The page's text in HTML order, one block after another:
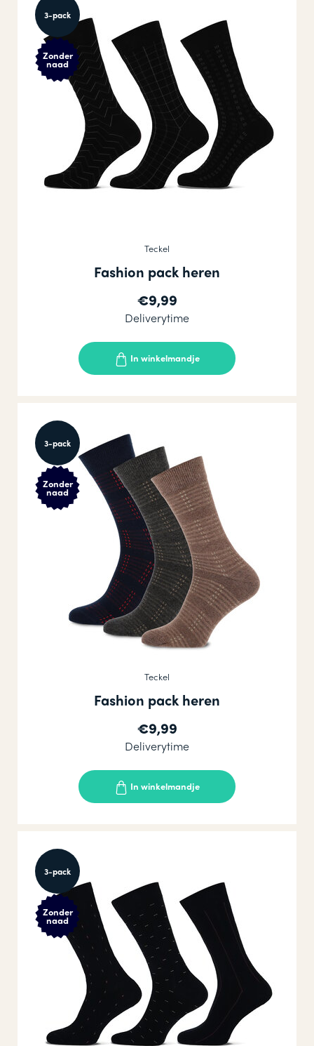
3-pack
Zonder
naad
Teckel
Fashion pack heren
€9,99
Deliverytime
In winkelmandje
3-pack
Zonder
naad
Teckel
Fashion pack heren
€9,99
Deliverytime
In winkelmandje
3-pack
Zonder
naad